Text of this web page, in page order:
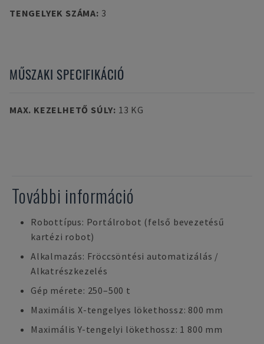
TENGELYEK SZÁMA: 3
MŰSZAKI SPECIFIKÁCIÓ
MAX. KEZELHETŐ SÚLY: 13 KG
További információ
Robottípus: Portálrobot (felső bevezetésű
kartézi robot)
Alkalmazás: Fröccsöntési automatizálás /
Alkatrészkezelés
Gép mérete: 250–500 t
Maximális X-tengelyes lökethossz: 800 mm
Maximális Y-tengelyi lökethossz: 1 800 mm